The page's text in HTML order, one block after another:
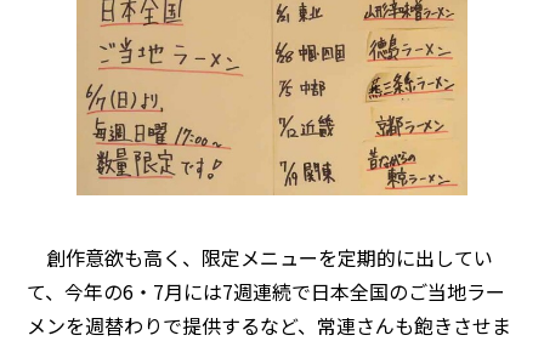
創作意欲も高く、限定メニューを定期的に出してい
て、今年の6・7月には7週連続で日本全国のご当地ラー
メンを週替わりで提供するなど、常連さんも飽きさせま